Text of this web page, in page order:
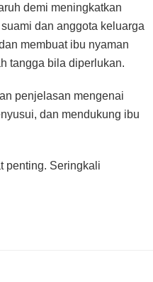
demi meningkatkan
dan anggota keluarga
membuat ibu nyaman
tangga bila diperlukan.
penjelasan mengenai
dan mendukung ibu
penting. Seringkali